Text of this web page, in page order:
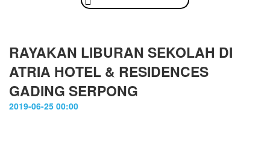
RAYAKAN LIBURAN SEKOLAH DI
ATRIA HOTEL & RESIDENCES
GADING SERPONG
2019-06-25 00:00